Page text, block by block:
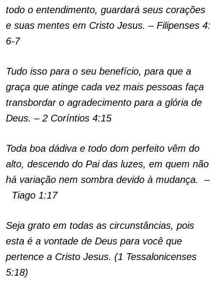
todo o entendimento, guardará seus corações
e suas mentes em Cristo Jesus. – Filipenses 4:
6-7
Tudo isso para o seu benefício, para que a
graça que atinge cada vez mais pessoas faça
transbordar o agradecimento para a glória de
Deus. – 2 Coríntios 4:15
Toda boa dádiva e todo dom perfeito vêm do
alto, descendo do Pai das luzes, em quem não
há variação nem sombra devido à mudança. –
Tiago 1:17
Seja grato em todas as circunstâncias, pois
esta é a vontade de Deus para você que
pertence a Cristo Jesus. (1 Tessalonicenses
5:18)